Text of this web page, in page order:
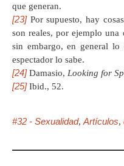
que generan.
[23]Por supuesto, hay
son reales, por ejemplo una
sin embargo, en general
espectador lo sabe.
[24]Damasio, Looking for
[25]Ibid., 52.
#32 - Sexualidad, Artículos,